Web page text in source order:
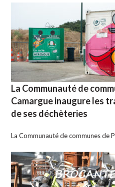
La Communauté de
Camargue inaugure les
de ses déchèteries
La Communauté de communes de